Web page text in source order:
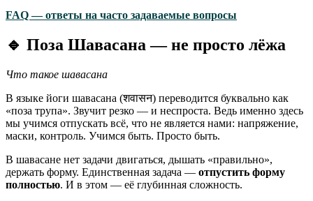
FAQ — ответы на часто задаваемые вопросы
🔹 Поза Шавасана — не просто лёжа
Что такое шавасана
В языке йоги шавасана (शवासन) переводится буквально как
«поза трупа». Звучит резко — и неспроста. Ведь именно здесь
мы учимся отпускать всё, что не является нами: напряжение,
маски, контроль. Учимся быть. Просто быть.
В шавасане нет задачи двигаться, дышать «правильно»,
держать форму. Единственная задача — отпустить форму
полностью. И в этом — её глубинная сложность.